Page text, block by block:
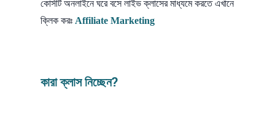
কোর্সটি অনলাইনে ঘরে বসে লাইভ ক্লাসের মাধ্যমে করতে এখানে
ক্লিক করঃ Affiliate Marketing
কারা ক্লাস নিচ্ছেন?